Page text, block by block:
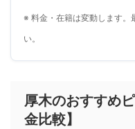
※ 料金・在籍は変動します。
い。
厚木のおすすめ
金比較】